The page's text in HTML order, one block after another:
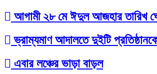
আগামী ২৮ মে ঈদুল আজহার তারিখ
ভ্রাম্যমাণ আদালতে দুইটি
এবার লঞ্চের ভাড়া বাড়ল